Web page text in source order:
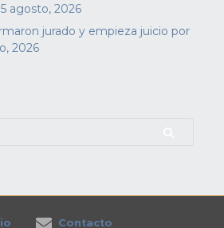
5 agosto, 2026
jurado y empieza juicio por
2026
Contacto